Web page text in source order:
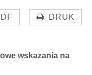
DRUK
wskazania na